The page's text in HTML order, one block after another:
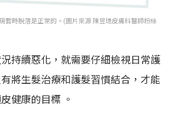
暫時脫落是正常的。(圖片來源 陳昱璁皮膚科醫師粉絲
持續惡化，就需要仔細檢視日常護
將生髮治療和護髮習慣結合，才能
健康的目標 。